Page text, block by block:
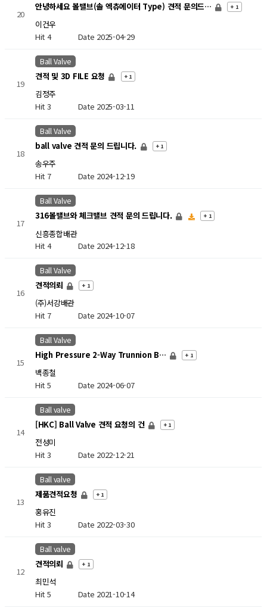
20
안녕하세요 볼밸브(솔 엑츄에이터 Type) 견적 문의드… + 1
이건우
Hit 4 Date 2025-04-29
19
Ball Valve
견적 및 3D FILE 요청 + 1
김정주
Hit 3 Date 2025-03-11
18
Ball Valve
ball valve 견적 문의 드립니다. + 1
송우주
Hit 7 Date 2024-12-19
17
Ball Valve
316볼밸브와 체크밸브 견적 문의 드립니다. + 1
신흥종합배관
Hit 4 Date 2024-12-18
16
Ball Valve
견적의뢰 + 1
(주)서강배관
Hit 7 Date 2024-10-07
15
Ball Valve
High Pressure 2-Way Trunnion B… + 1
백종철
Hit 5 Date 2024-06-07
14
Ball valve
[HKC] Ball Valve 견적 요청의 건 + 1
전성미
Hit 3 Date 2022-12-21
13
Ball valve
제품견적요청 + 1
홍유진
Hit 3 Date 2022-03-30
12
Ball valve
견적의뢰 + 1
최민석
Hit 5 Date 2021-10-14